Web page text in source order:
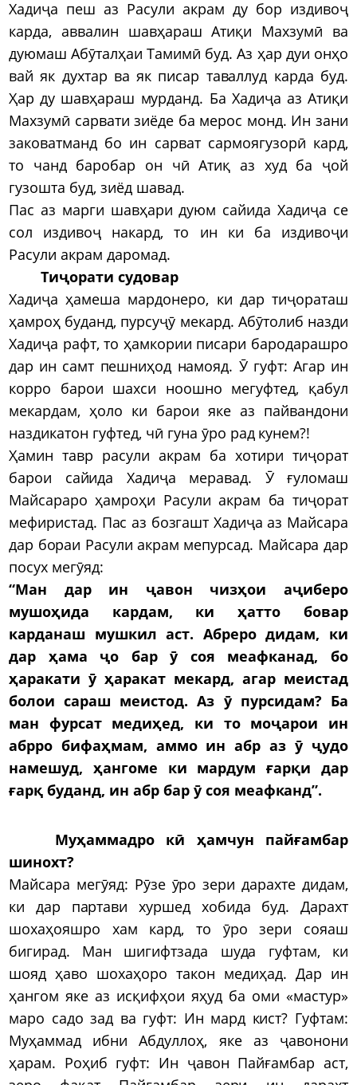
Хадиҷа пеш аз Расули акрам ду бор издивоҷ
карда, аввалин шавҳараш Атиқи Махзумӣ ва
дуюмаш Абӯталҳаи Тамимӣ буд. Аз ҳар дуи онҳо
вай як духтар ва як писар таваллуд карда буд.
Ҳар ду шавҳараш мурданд. Ба Хадиҷа аз Атиқи
Махзумӣ сарвати зиёде ба мерос монд. Ин зани
заковатманд бо ин сарват сармоягузорӣ кард,
то чанд баробар он чӣ Атиқ аз худ ба ҷой
гузошта буд, зиёд шавад.
Пас аз марги шавҳари дуюм сайида Хадиҷа се
сол издивоҷ накард, то ин ки ба издивоҷи
Расули акрам даромад.
Тиҷорати судовар
Хадиҷа ҳамеша мардонеро, ки дар тиҷораташ
ҳамроҳ буданд, пурсуҷӯ мекард. Абӯтолиб назди
Хадиҷа рафт, то ҳамкории писари бародарашро
дар ин самт пешниҳод намояд. Ӯ гуфт: Агар ин
корро барои шахси ноошно мегуфтед, қабул
мекардам, ҳоло ки барои яке аз пайвандони
наздикатон гуфтед, чӣ гуна ӯро рад кунем?!
Ҳамин тавр расули акрам ба хотири тиҷорат
барои сайида Хадиҷа меравад. Ӯ ғуломаш
Майсараро ҳамроҳи Расули акрам ба тиҷорат
мефиристад. Пас аз бозгашт Хадиҷа аз Майсара
дар бораи Расули акрам мепурсад. Майсара дар
посух мегӯяд:
“Ман дар ин ҷавон чизҳои аҷиберо
мушоҳида кардам, ки ҳатто бовар
карданаш мушкил аст. Абреро дидам, ки
дар ҳама ҷо бар ӯ соя меафканад, бо
ҳаракати ӯ ҳаракат мекард, агар меистад
болои сараш меистод. Аз ӯ пурсидам? Ба
ман фурсат медиҳед, ки то моҷарои ин
абрро бифаҳмам, аммо ин абр аз ӯ ҷудо
намешуд, ҳангоме ки мардум ғарқи дар
ғарқ буданд, ин абр бар ӯ соя меафканд”.
Муҳаммадро кӣ ҳамчун пайғамбар
шинохт?
Майсара мегӯяд: Рӯзе ӯро зери дарахте дидам,
ки дар партави хуршед хобида буд. Дарахт
шохаҳояшро хам кард, то ӯро зери сояаш
бигирад. Ман шигифтзада шуда гуфтам, ки
шояд ҳаво шохаҳоро такон медиҳад. Дар ин
ҳангом яке аз исқифҳои яҳуд ба оми «мастур»
маро садо зад ва гуфт: Ин мард кист? Гуфтам:
Муҳаммад ибни Абдуллоҳ, яке аз ҷавонони
ҳарам. Роҳиб гуфт: Ин ҷавон Пайғамбар аст,